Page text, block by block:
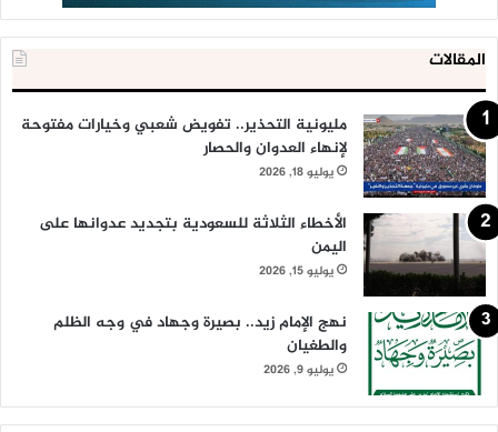
المقالات
مليونية التحذير.. تفويض شعبي وخيارات مفتوحة
لإنهاء العدوان والحصار
يوليو 18, 2026
الأخطاء الثلاثة للسعودية بتجديد عدوانها على
اليمن
يوليو 15, 2026
نهج الإمام زيد.. بصيرة وجهاد في وجه الظلم
والطغيان
يوليو 9, 2026